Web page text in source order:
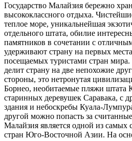
Государство Малайзия бережно
высококлассного отдыха.
теплое море, уникальнейшая
отдельного штата, обилие
памятников в сочетании с
удерживают страну на первых
посещаемых туристами стран
делит страну на две непохожие
стороны, это нетронутая
Борнео, необитаемые пляжи штата
старинных деревушек Саравака, с
здания и небоскребы Куала-
другой можно попасть за
Малайзия является одной из
стран Юго-Восточной Азии. На